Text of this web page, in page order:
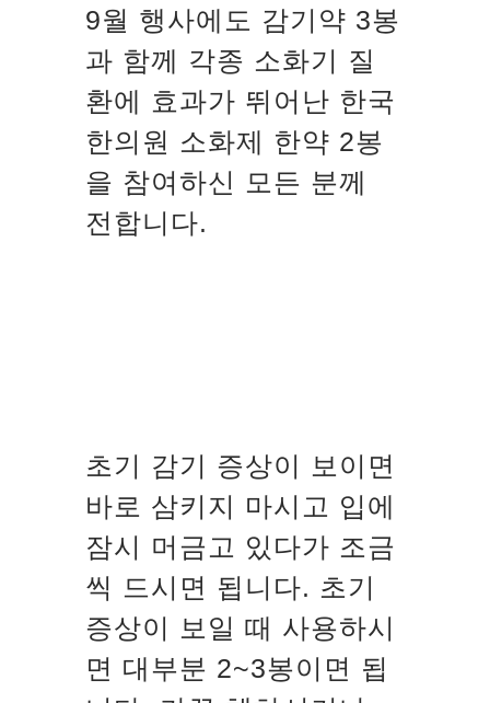
9월 행사에도 감기약 3봉
과 함께 각종 소화기 질
환에 효과가 뛰어난 한국
한의원 소화제 한약 2봉
을 참여하신 모든 분께
전합니다.
초기 감기 증상이 보이면
바로 삼키지 마시고 입에
잠시 머금고 있다가 조금
씩 드시면 됩니다. 초기
증상이 보일 때 사용하시
면 대부분 2~3봉이면 됩